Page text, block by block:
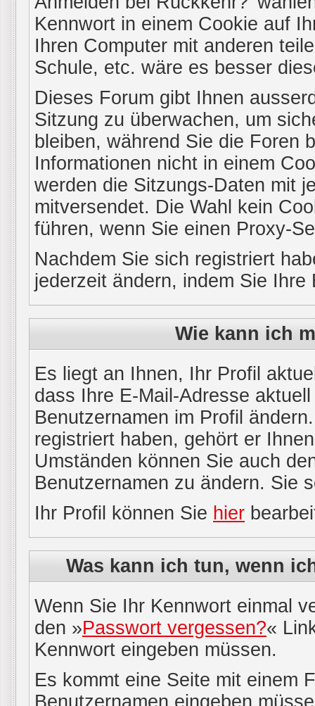
Kennwort in einem Cookie auf
Ihren Computer mit anderen
Schule, etc. wäre es besser
Dieses Forum gibt Ihnen
Sitzung zu überwachen, um
bleiben, während Sie die Foren
Informationen nicht in einem
werden die Sitzungs-Daten mit
mitversendet. Die Wahl kein
führen, wenn Sie einen Proxy-
Nachdem Sie sich registriert
jederzeit ändern, indem Sie
Wie kann ich
Es liegt an Ihnen, Ihr Profil
dass Ihre E-Mail-Adresse
Benutzernamen im Profil
registriert haben, gehört er
Umständen können Sie auch
Benutzernamen zu ändern. Sie
Ihr Profil können Sie hier
Was kann ich tun, wenn
Wenn Sie Ihr Kennwort einmal
den »Passwort vergessen?«
Kennwort eingeben müssen.
Es kommt eine Seite mit einem
Benutzernamen eingeben